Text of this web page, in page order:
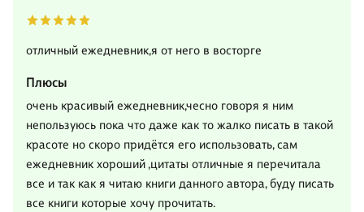
отличный ежедневник,я от него в восторге
Плюсы
очень красивый ежедневник,чесно говоря я ним
непользуюсь пока что даже как то жалко писать в такой
красоте но скоро придётся его использовать, сам
ежедневник хороший ,цитаты отличные я перечитала
все и так как я читаю книги данного автора, буду писать
все книги которые хочу прочитать.